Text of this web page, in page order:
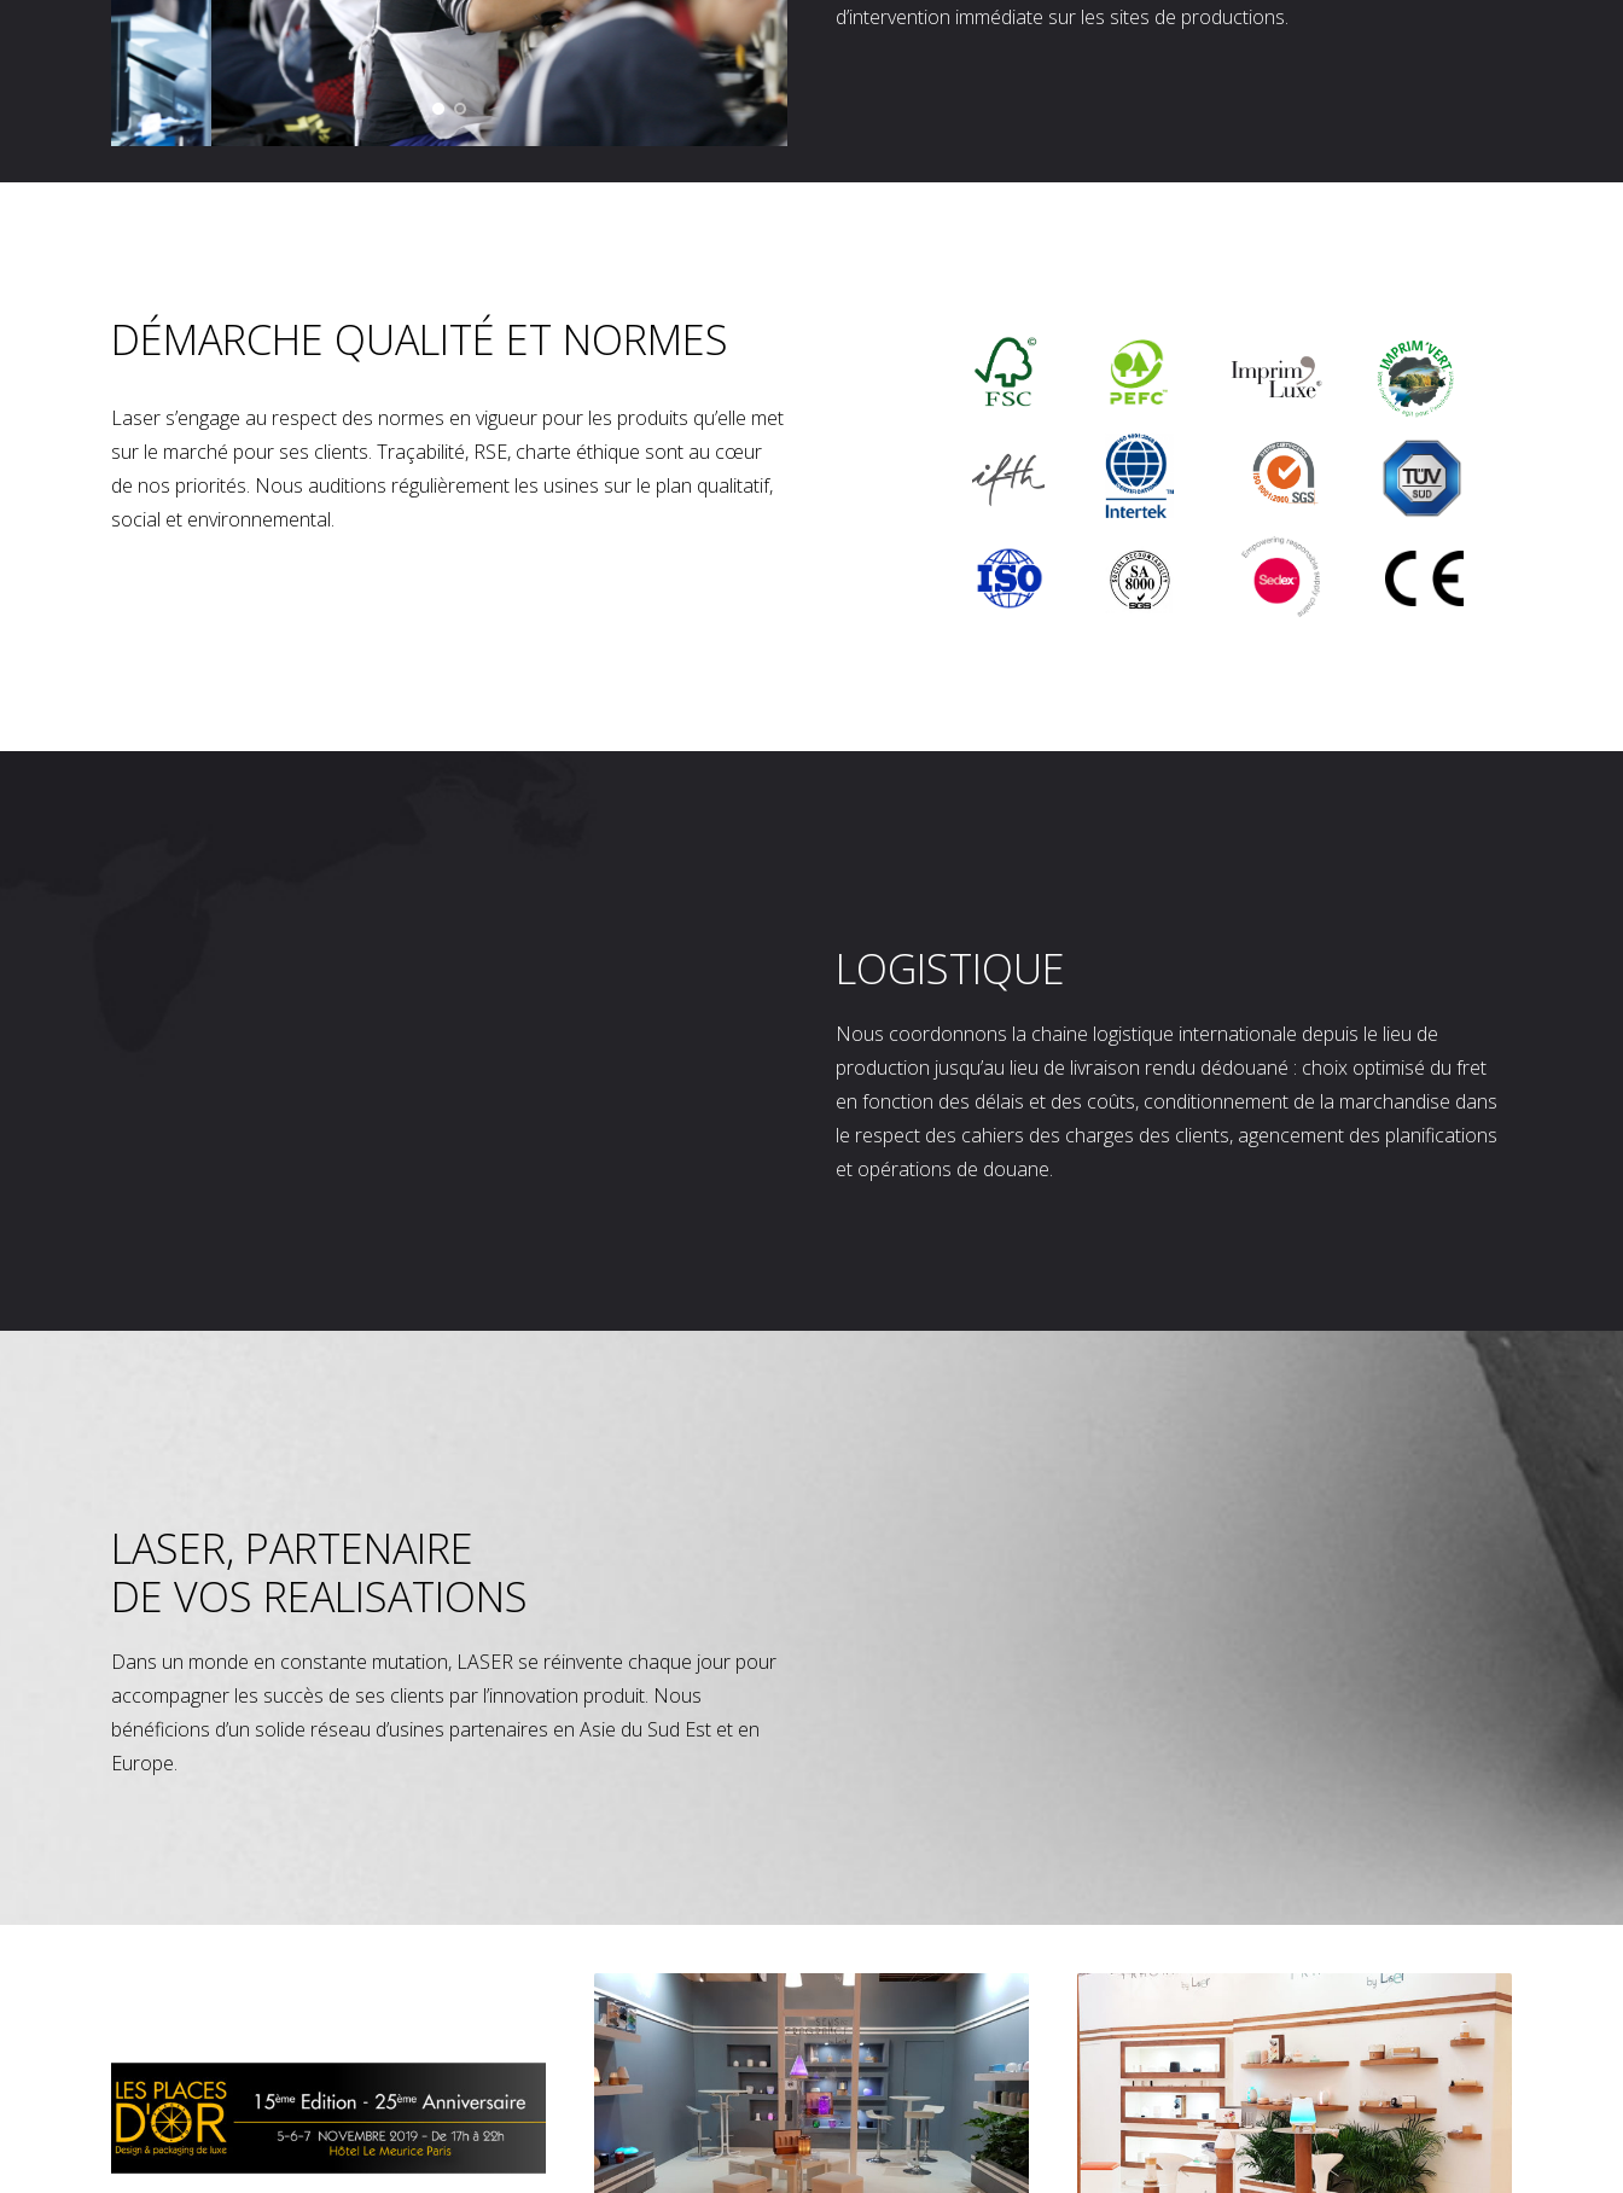
d’intervention immédiate sur les sites de productions.
DÉMARCHE QUALITÉ ET NORMES
Laser s’engage au respect des normes en vigueur pour les produits qu’elle met
sur le marché pour ses clients. Traçabilité, RSE, charte éthique sont au cœur
de nos priorités. Nous auditions régulièrement les usines sur le plan qualitatif,
social et environnemental.
LOGISTIQUE
Nous coordonnons la chaine logistique internationale depuis le lieu de
production jusqu’au lieu de livraison rendu dédouané : choix optimisé du fret
en fonction des délais et des coûts, conditionnement de la marchandise dans
le respect des cahiers des charges des clients, agencement des planifications
et opérations de douane.
LASER, PARTENAIRE
DE VOS REALISATIONS
Dans un monde en constante mutation, LASER se réinvente chaque jour pour
accompagner les succès de ses clients par l’innovation produit. Nous
bénéficions d’un solide réseau d’usines partenaires en Asie du Sud Est et en
Europe.